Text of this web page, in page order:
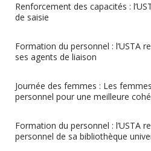
Renforcement des capacités :
de saisie
Formation du personnel : l’USTA
ses agents de liaison
Journée des femmes : Les
personnel pour une meilleure
Formation du personnel : l’USTA
personnel de sa bibliothèque